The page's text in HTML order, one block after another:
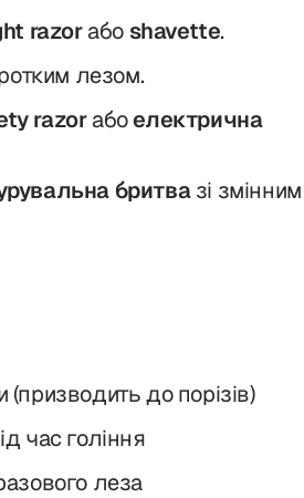
razorабо shavette.
лезом.
razorабоелектрична
бритвазі змінним
до порізів)
час гоління
леза